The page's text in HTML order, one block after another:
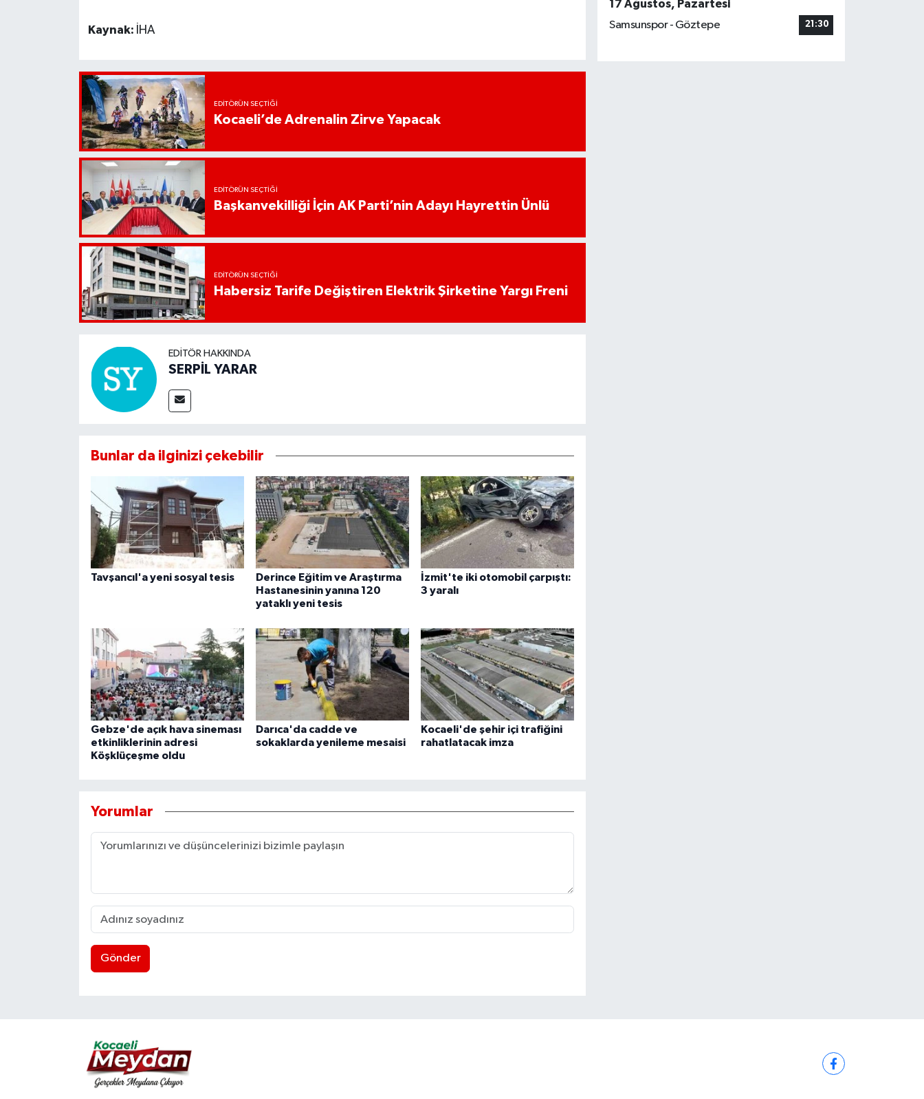
Kaynak: İHA
EDITÖRÜN SEÇTIĞI
Kocaeli’de Adrenalin Zirve Yapacak
EDITÖRÜN SEÇTIĞI
Başkanvekilliği İçin AK Parti’nin Adayı Hayrettin Ünlü
EDITÖRÜN SEÇTIĞI
Habersiz Tarife Değiştiren Elektrik Şirketine Yargı Freni
EDITÖR HAKKINDA
SERPİL YARAR
Bunlar da ilginizi çekebilir
Tavşancıl'a yeni sosyal tesis
Derince Eğitim ve Araştırma
Hastanesinin yanına 120
yataklı yeni tesis
İzmit'te iki otomobil çarpıştı:
3 yaralı
Gebze'de açık hava sineması
etkinliklerinin adresi
Köşklüçeşme oldu
Darıca'da cadde ve
sokaklarda yenileme mesaisi
Kocaeli'de şehir içi trafiğini
rahatlatacak imza
Yorumlar
Gönder
17 Ağustos, Pazartesi
Samsunspor - Göztepe
21:30